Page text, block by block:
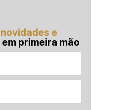
novidades e
em primeira mão